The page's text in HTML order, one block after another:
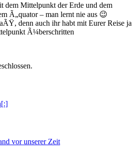
dem Mittelpunkt der Erde und dem
Ã„quator – man lernt nie aus 😉
denn auch ihr habt mit Eurer Reise ja
Ã¼berschritten
vor unserer Zeit